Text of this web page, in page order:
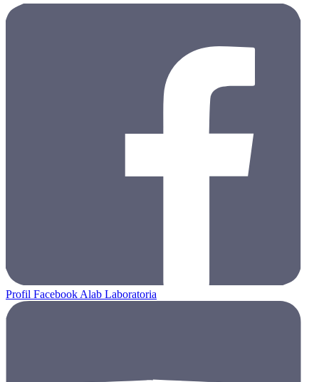
Profil Facebook Alab Laboratoria